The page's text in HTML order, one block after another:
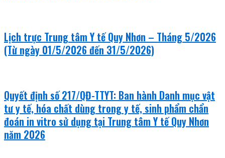
Lịch trực Trung tâm Y tế Quy Nhơn – Tháng 5/2026
(Từ ngày 01/5/2026 đến 31/5/2026)
Quyết định số 217/QĐ-TTYT: Ban hành Danh mục vật
tư y tế, hóa chất dùng trong y tế, sinh phẩm chẩn
đoán in vitro sử dụng tại Trung tâm Y tế Quy Nhơn
năm 2026